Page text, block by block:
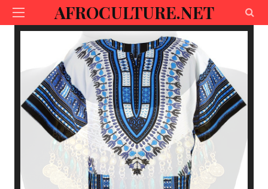
AFROCULTURE.NET